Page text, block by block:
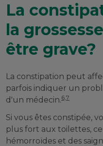
La
la
être grave?
La constipation peut
parfois indiquer un
d'un médecin.6,7
Si vous êtes constipée,
plus fort aux toilettes,
hémorroïdes et des